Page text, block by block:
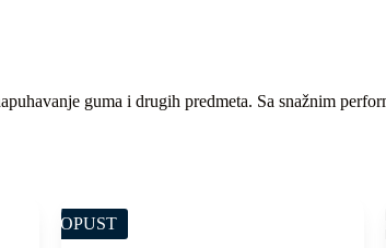
guma i drugih predmeta. Sa snažnim
POPUST